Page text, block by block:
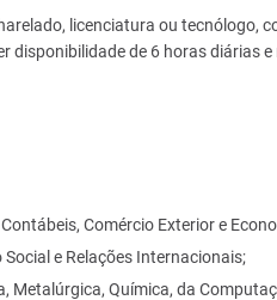
licenciatura ou tecnólogo,
disponibilidade de 6 horas diárias
Comércio Exterior e
e Relações Internacionais;
Metalúrgica, Química, da